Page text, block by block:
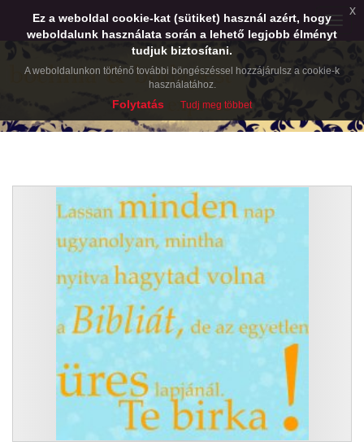
Toggle
Ez a weboldal cookie-kat (sütiket) használ azért, hogy
weboldalunk használata során a lehető legjobb élményt
tudjuk biztosítani.
A weboldalunkon történő további böngészéssel hozzájárulsz a cookie-k
használatához.
Folytatás Tudj meg többet
x